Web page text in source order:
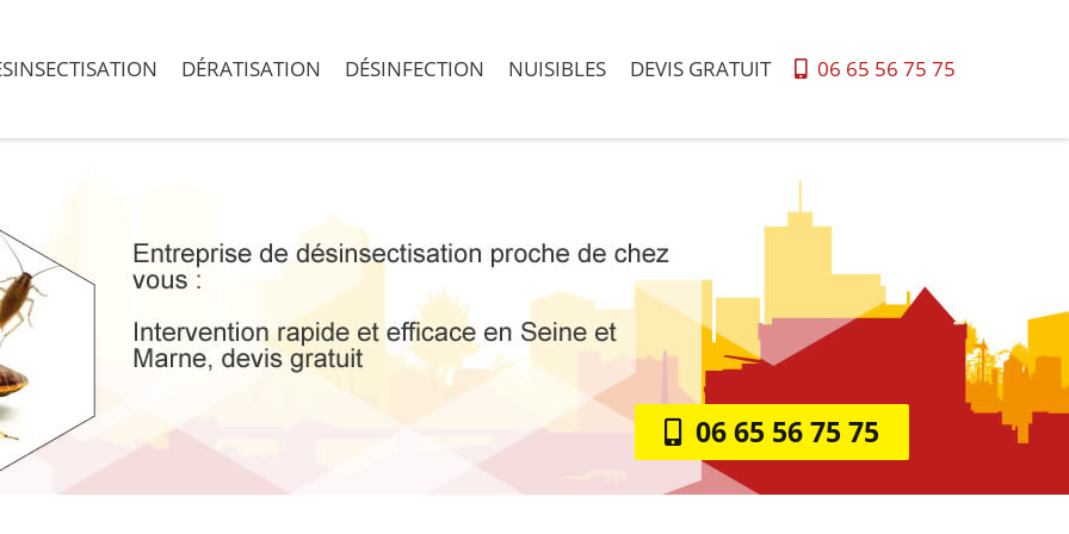
DÉRATISATION DÉSINFECTION NUISIBLES DEVIS GRATUIT 06 65 56 75 75
06 65 56 75 75